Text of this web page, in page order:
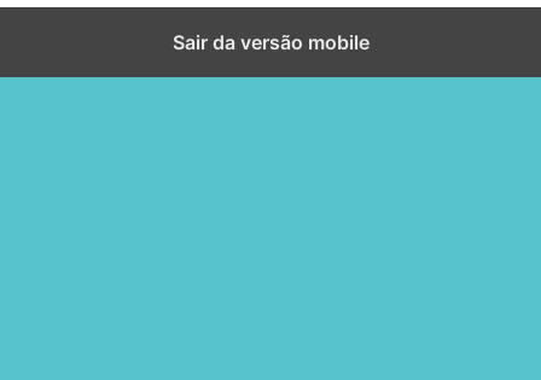
Sair da versão mobile